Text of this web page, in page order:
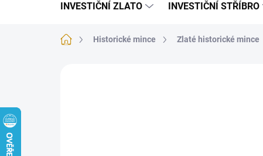
INVESTIČNÍ ZLATO INVESTIČNÍ STŘÍBRO
Domů Historické mince Zlaté historické mince